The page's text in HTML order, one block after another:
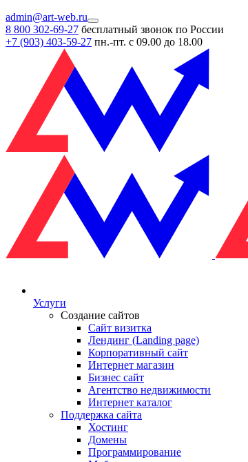
admin@art-web.ru
8 800 302-69-27 бесплатный звонок по России
+7 (903) 403-59-27 пн.-пт. с 09.00 до 18.00
Услуги
Создание сайтов
Сайт визитка
Лендинг (Landing page)
Корпоративный сайт
Интернет магазин
Бизнес сайт
Агентство недвижимости
Интернет каталог
Поддержка сайта
Хостинг
Домены
Программирование